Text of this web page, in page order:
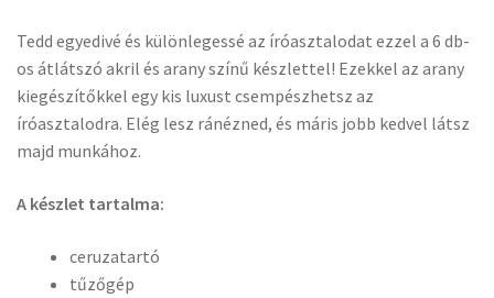
Tedd egyedivé és különlegessé az íróasztalodat ezzel a 6 db-
os átlátszó akril és arany színű készlettel! Ezekkel az arany
kiegészítőkkel egy kis luxust csempészhetsz az
íróasztalodra. Elég lesz ránézned, és máris jobb kedvel látsz
majd munkához.
A készlet tartalma:
ceruzatartó
tűzőgép